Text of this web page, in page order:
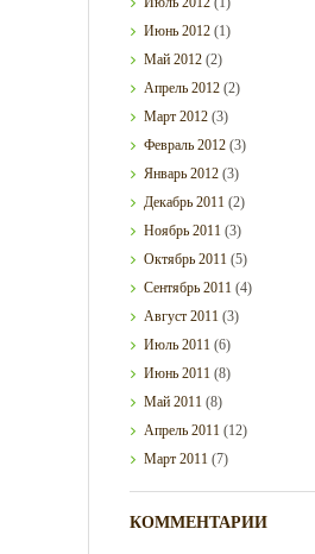
Июнь2012 (1)
Май2012 (2)
Апрель2012 (2)
Март2012 (3)
Февраль2012 (3)
Январь2012 (3)
Декабрь2011 (2)
Ноябрь2011 (3)
Октябрь2011 (5)
Сентябрь2011 (4)
Август2011 (3)
Июль2011 (6)
Июнь2011 (8)
Май2011 (8)
Апрель2011 (12)
Март2011 (7)
КОММЕНТАРИИ